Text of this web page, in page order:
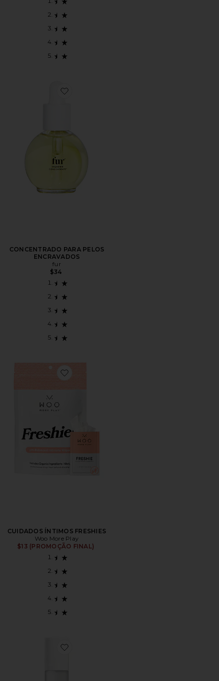
Favorite CONCENTRADO PARA PELOS
CONCENTRADO PARA PELOS
ENCRAVADOS
fur
$34
Favorite CUIDADOS ÍNTIMOS FRESHIES
CUIDADOS ÍNTIMOS FRESHIES
Woo More Play
$13 (PROMOÇÃO FINAL)
Favorite GEL DE ÁCIDO HIPOCLOROSO FLASH